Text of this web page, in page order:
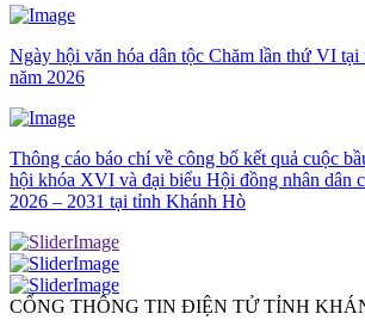
Ngày hội văn hóa dân tộc Chăm lần thứ VI
năm 2026
Thông cáo báo chí về công bố kết quả cuộc
hội khóa XVI và đại biểu Hội đồng nhân dân
2026 – 2031 tại tỉnh Khánh Hò
CỔNG THÔNG TIN ĐIỆN TỬ TỈNH